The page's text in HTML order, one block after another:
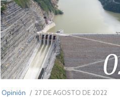
Opinión
POSTED
27 DE AGOSTO DE 2022